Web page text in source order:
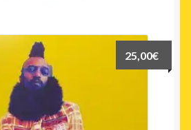
25,00€